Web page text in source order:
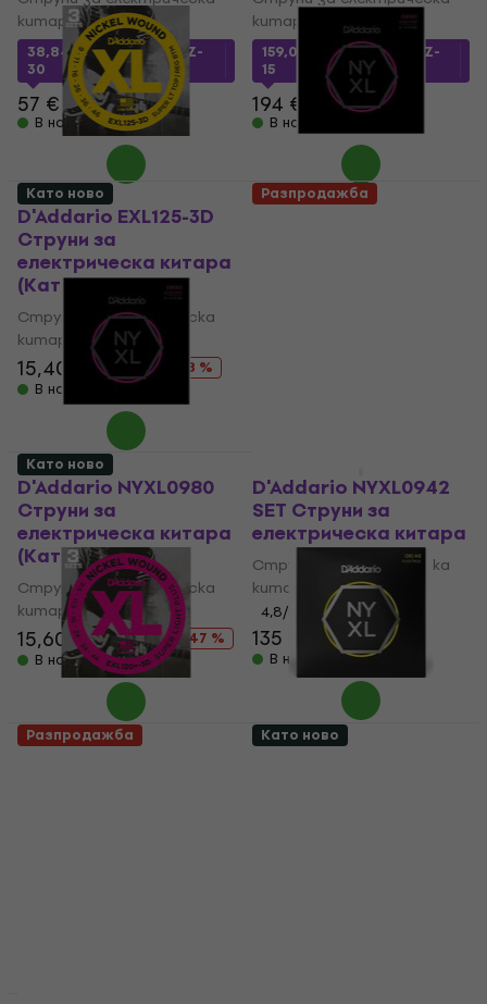
китара
38,84 €с кодMUZMUZ-
30
57 €
В наличност
китара
159,08 € с кодMUZMUZ-
15
194 €
В наличност
D'Addario EXL125-3D
Струни за
електрическа китара
(Като ново)
Струни за електрическа
китара
15,40 € 18,81 €
- 18 %
В наличност
Като ново
D'Addario NYXL0980
Струни за
електрическа китара
(Като ново)
Струни за електрическа
китара
15,60 €29,60 €
- 47 %
В наличност
Разпродажба
D'Addario NYXL0942
SET Струни за
електрическа китара
Струни за електрическа
китара
4,8/5
135 € 179 €
- 25 %
В наличност
Като ново
Разпродажба Като ново